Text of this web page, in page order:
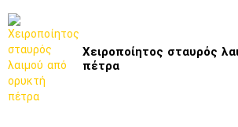
Χειροποίητος σταυρός
πέτρα